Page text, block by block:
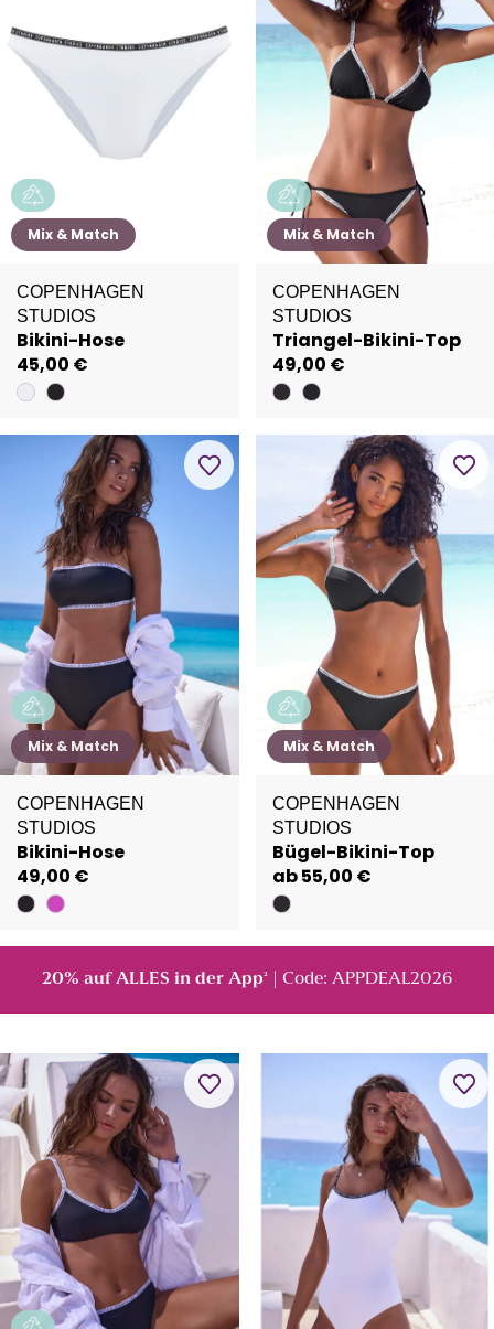
Mix & Match
COPENHAGEN
STUDIOS
Bikini-Hose
45,00 €
Mix & Match
COPENHAGEN
STUDIOS
Triangel-Bikini-Top
49,00 €
Mix & Match
COPENHAGEN
STUDIOS
Bikini-Hose
49,00 €
Mix & Match
COPENHAGEN
STUDIOS
Bügel-Bikini-Top
ab 55,00 €
20% auf ALLES in der App² | Code: APPDEAL2026